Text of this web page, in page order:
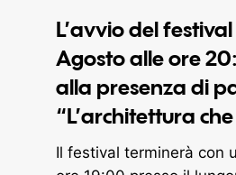
L’avvio del
Agosto alle ore
alla presenza di
“L’architettura
Il festival terminerà con